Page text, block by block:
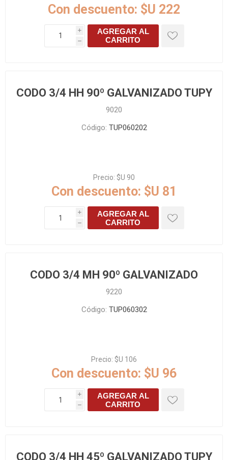
Con descuento: $U 222
i
h
AGREGAR AL
CARRITO
CODO 3/4 HH 90º GALVANIZADO TUPY
9020
Código: TUP060202
Precio: $U 90
Con descuento: $U 81
i
h
AGREGAR AL
CARRITO
CODO 3/4 MH 90º GALVANIZADO
9220
Código: TUP060302
Precio: $U 106
Con descuento: $U 96
i
h
AGREGAR AL
CARRITO
CODO 3/4 HH 45º GALVANIZADO TUPY